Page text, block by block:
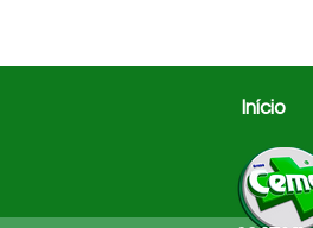
Início